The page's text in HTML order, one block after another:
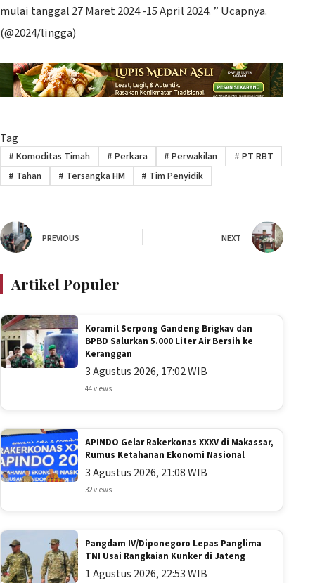
mulai tanggal 27 Maret 2024 -15 April 2024. ” Ucapnya.
(@2024/lingga)
Tag
# Komoditas Timah # Perkara # Perwakilan # PT RBT
# Tahan # Tersangka HM # Tim Penyidik
PREVIOUS NEXT
Artikel Populer
Koramil Serpong Gandeng Brigkav dan
BPBD Salurkan 5.000 Liter Air Bersih ke
Keranggan
3 Agustus 2026, 17:02 WIB
44 views
APINDO Gelar Rakerkonas XXXV di Makassar,
Rumus Ketahanan Ekonomi Nasional
3 Agustus 2026, 21:08 WIB
32 views
Pangdam IV/Diponegoro Lepas Panglima
TNI Usai Rangkaian Kunker di Jateng
1 Agustus 2026, 22:53 WIB